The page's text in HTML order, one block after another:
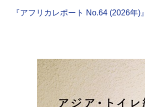
『アフリカレポート No.64 (2026年)』